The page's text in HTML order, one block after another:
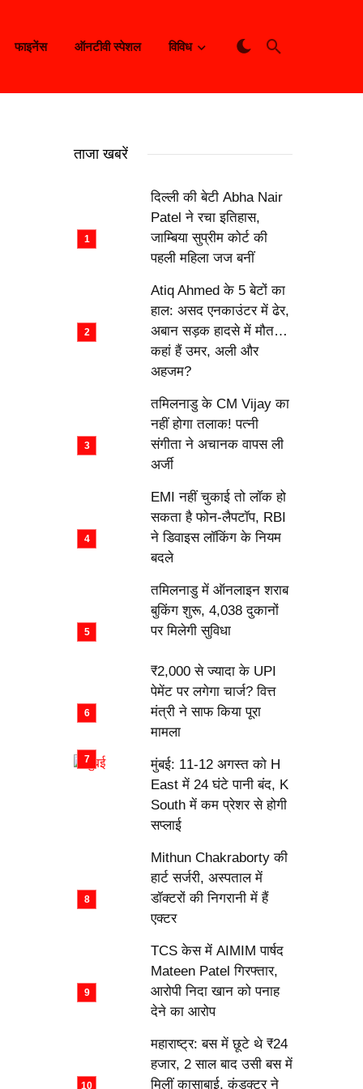
फाइनेंस ऑनटीवी स्पेशल विविध
ताजा खबरें
दिल्ली की बेटी Abha Nair
Patel ने रचा इतिहास,
जाम्बिया सुप्रीम कोर्ट की
पहली महिला जज बनीं
Atiq Ahmed के 5 बेटों का
हाल: असद एनकाउंटर में ढेर,
अबान सड़क हादसे में मौत…
कहां हैं उमर, अली और
अहजम?
तमिलनाडु के CM Vijay का
नहीं होगा तलाक! पत्नी
संगीता ने अचानक वापस ली
अर्जी
EMI नहीं चुकाई तो लॉक हो
सकता है फोन-लैपटॉप, RBI
ने डिवाइस लॉकिंग के नियम
बदले
तमिलनाडु में ऑनलाइन शराब
बुकिंग शुरू, 4,038 दुकानों
पर मिलेगी सुविधा
₹2,000 से ज्यादा के UPI
पेमेंट पर लगेगा चार्ज? वित्त
मंत्री ने साफ किया पूरा
मामला
मुंबई: 11-12 अगस्त को H
East में 24 घंटे पानी बंद, K
South में कम प्रेशर से होगी
सप्लाई
Mithun Chakraborty की
हार्ट सर्जरी, अस्पताल में
डॉक्टरों की निगरानी में हैं
एक्टर
TCS केस में AIMIM पार्षद
Mateen Patel गिरफ्तार,
आरोपी निदा खान को पनाह
देने का आरोप
महाराष्ट्र: बस में छूटे थे ₹24
हजार, 2 साल बाद उसी बस में
मिलीं कासाबाई, कंडक्टर ने